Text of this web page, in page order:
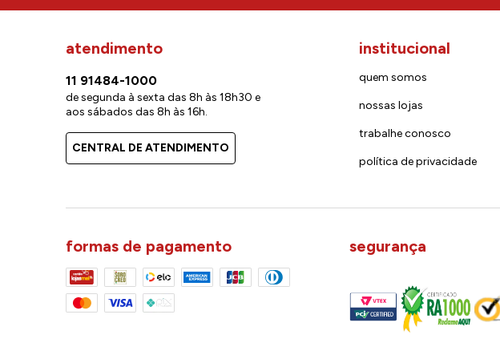
atendimento
11 91484-1000
de segunda à sexta das 8h às 18h30 e
aos sábados das 8h às 16h.
CENTRAL DE ATENDIMENTO
institucional
quem somos
nossas lojas
trabalhe conosco
política de privacidade
formas de pagamento segurança